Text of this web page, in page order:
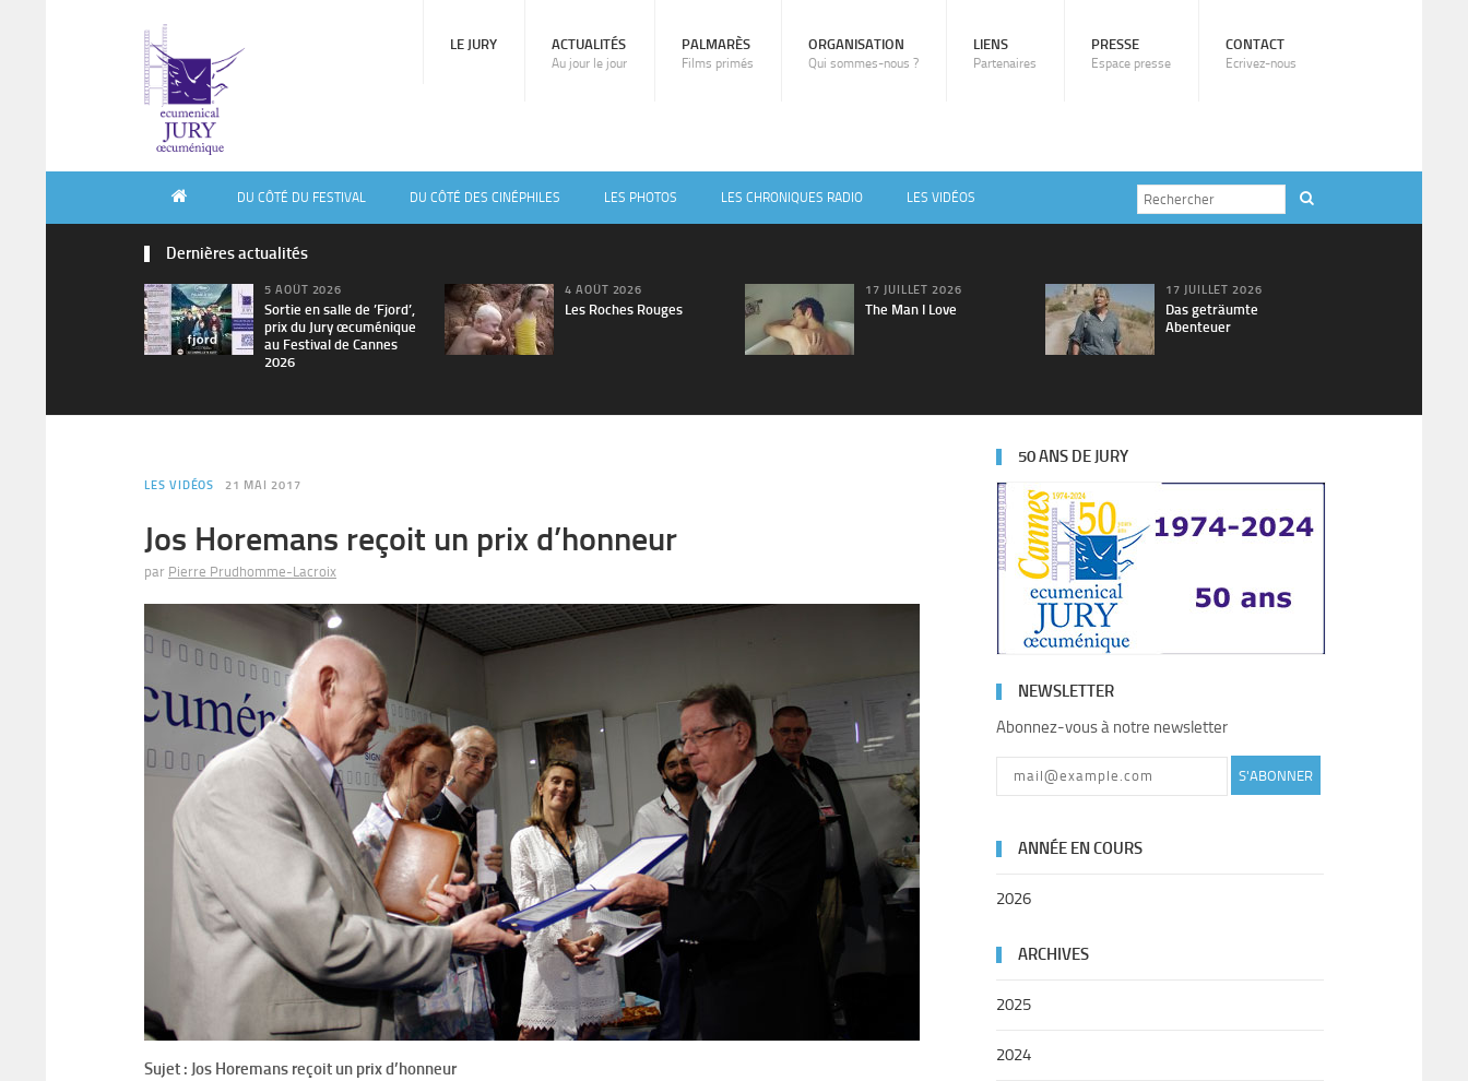
LE JURY ACTUALITÉS
Au jour le jour
PALMARÈS
Films primés
ORGANISATION
Qui sommes-nous ?
LIENS
Partenaires
PRESSE
Espace presse
CONTACT
Ecrivez-nous
DU CÔTÉ DU FESTIVAL DU CÔTÉ DES CINÉPHILES LES PHOTOS LES CHRONIQUES RADIO LES VIDÉOS
Dernières actualités
5 AOÛT 2026
Sortie en salle de ’Fjord’,
prix du Jury œcuménique
au Festival de Cannes
2026
4 AOÛT 2026
Les Roches Rouges
17 JUILLET 2026
The Man I Love
17 JUILLET 2026
Das geträumte
Abenteuer
LES VIDÉOS 21 MAI 2017
Jos Horemans reçoit un prix d’honneur
par Pierre Prudhomme-Lacroix
Sujet : Jos Horemans reçoit un prix d’honneur
50 ANS DE JURY
NEWSLETTER
Abonnez-vous à notre newsletter
S'ABONNER
ANNÉE EN COURS
2026
ARCHIVES
2025
2024